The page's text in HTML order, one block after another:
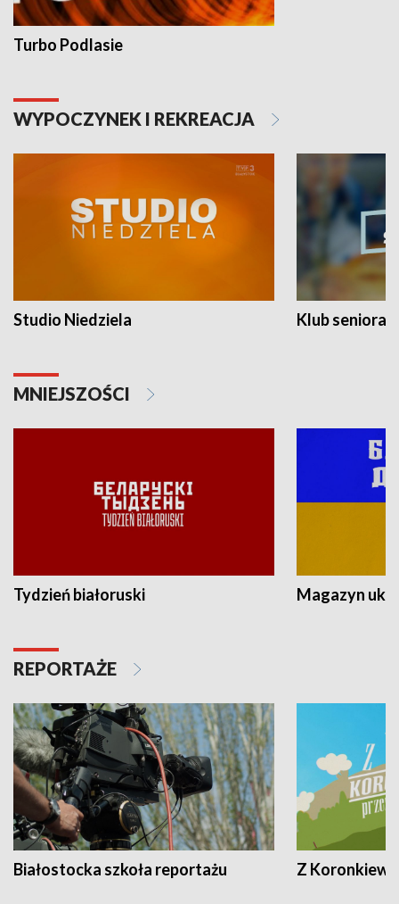
Turbo Podlasie
WYPOCZYNEK I REKREACJA
Studio Niedziela Klub seniora
MNIEJSZOŚCI
Tydzień białoruski Magazyn
REPORTAŻE
Białostocka szkoła reportażu Z